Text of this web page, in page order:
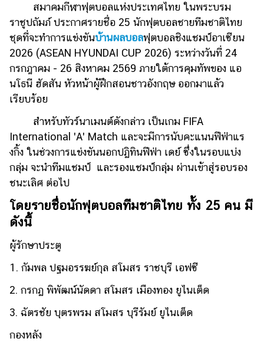
ดูด
วง
ผู้
หญิง
ผู้ชาย
ท่อง
เที่ยว
สูตร
อาหาร
ช้อป
ปิ้ง
รถยนต์
บ้าน
การ
ตกแต่ง
สมาคมกีฬาฟุตบอลแห่งประเทศไทย ในพระบรม
ราชูปถัมภ์ ประกาศรายชื่อ 25 นักฟุตบอลชายทีมชาติไทย
ชุดที่จะทำการแข่งขันบ้านผลบอลฟุตบอลชิงแชมป์อาเซียน
2026 (ASEAN HYUNDAI CUP 2026) ระหว่างวันที่ 24
กรกฎาคม - 26 สิงหาคม 2569 ภายใต้การคุมทัพของ แอ
นโธนี ฮัดสัน หัวหน้าผู้ฝึกสอนชาวอังกฤษ ออกมาแล้ว
เรียบร้อย
สำหรับทัวร์นาเมนต์ดังกล่าว เป็นเกม FIFA
International 'A' Match และจะมีการนับคะแนนฟีฟ่าแร
งกิ้ง ในช่วงการแข่งขันนอกปฏิทินฟีฟ่า เดย์ ซึ่งในรอบแบ่ง
กลุ่ม จะนำทีมแชมป์ และรองแชมป์กลุ่ม ผ่านเข้าสู่รอบรอง
ชนะเลิศ ต่อไป
โดยรายชื่อนักฟุตบอลทีมชาติไทย ทั้ง 25 คน มี
ดังนี้
ผู้รักษาประตู
1. กัมพล ปฐมอรรฆย์กุล สโมสร ราชบุรี เอฟซี
2. กรกฏ พิพัฒน์นัดดา สโมสร เมืองทอง ยูไนเต็ด
3. ฉัตรชัย บุตรพรม สโมสร บุรีรัมย์ ยูไนเต็ด
กองหลัง